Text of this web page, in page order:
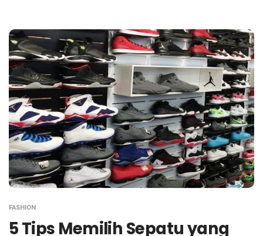
FASHION
5 Tips Memilih Sepatu yang